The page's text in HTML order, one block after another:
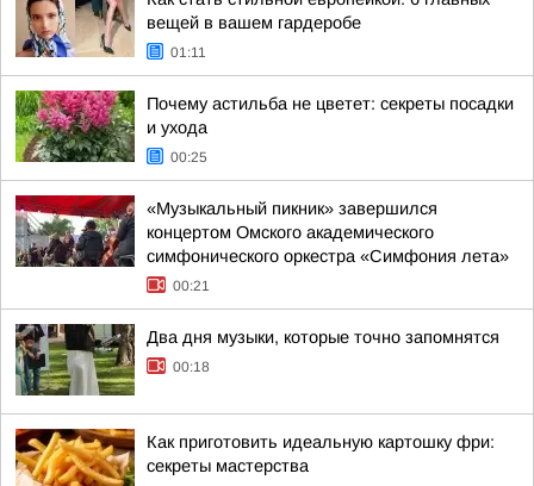
вещей в вашем гардеробе
01:11
Почему астильба не цветет: секреты посадки
и ухода
00:25
«Музыкальный пикник» завершился
концертом Омского академического
симфонического оркестра «Симфония лета»
00:21
Два дня музыки, которые точно запомнятся
00:18
Как приготовить идеальную картошку фри:
секреты мастерства